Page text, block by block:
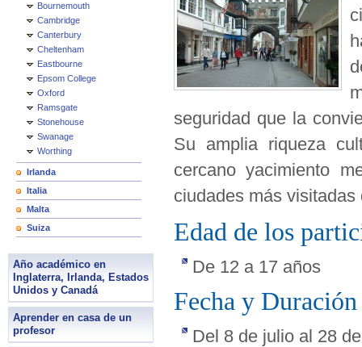
Bournemouth
Cambridge
Canterbury
Cheltenham
Eastbourne
Epsom College
Oxford
Ramsgate
Stonehouse
Swanage
Worthing
Irlanda
Italia
Malta
Suiza
Año académico en
Inglaterra, Irlanda, Estados
Unidos y Canadá
Aprender en casa de un
profesor
seguridad que la
Su amplia riqueza
cercano yacimiento
ciudades más visitadas
Edad de los
De 12 a 17 años
Fecha y
Del 8 de julio al 28